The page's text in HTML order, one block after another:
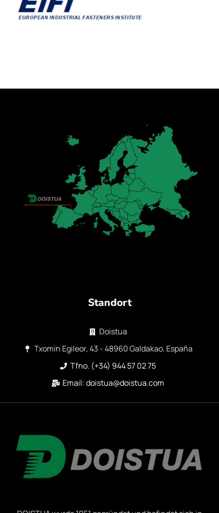
Standort
Doistua
Txomin Egileor, 43 - 48960 Galdakao, España
Tfno. (+34) 944 57 02 75
Email: doistua@doistua.com